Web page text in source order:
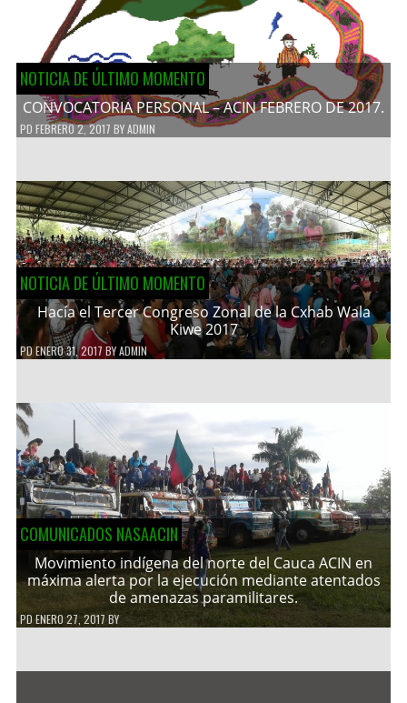
NOTICIA DE ÚLTIMO MOMENTO
CONVOCATORIA PERSONAL – ACIN FEBRERO DE 2017.
PD FEBRERO 2, 2017 BYADMIN
NOTICIA DE ÚLTIMO MOMENTO
Hacía el Tercer Congreso Zonal de la Cxhab Wala
Kiwe 2017
PDENERO 31, 2017 BYADMIN
COMUNICADOS NASAACIN
Movimiento indígena del norte del Cauca ACIN en
máxima alerta por la ejecución mediante atentados
de amenazas paramilitares.
PDENERO 27, 2017 BY